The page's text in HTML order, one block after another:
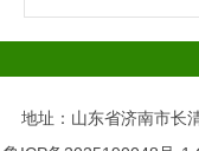
地址：山东省济南市长